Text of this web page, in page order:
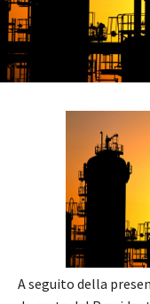
A seguito della